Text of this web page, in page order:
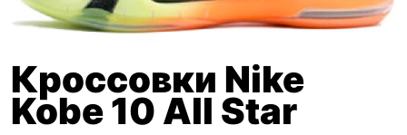
Кроссовки Nike
Kobe 10 All Star